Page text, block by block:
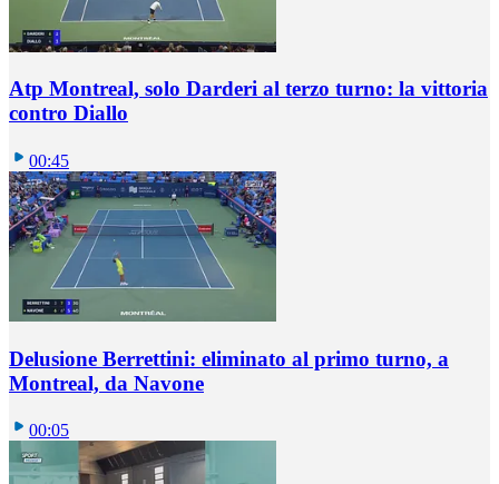
Atp Montreal, solo Darderi al terzo turno: la vittoria
contro Diallo
00:45
Delusione Berrettini: eliminato al primo turno, a
Montreal, da Navone
00:05